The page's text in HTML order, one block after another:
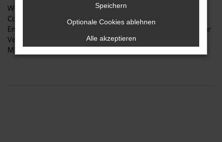
Wir nehmen die Warnungen vor der Ausbreitung des
Coronavirus sehr ernst und setzen die entsprechenden
Empfehlungen von Regierung und Gesundheitsexperten zur
Vermeidung von Kontakten um. Der Schutz unserer
Mitarbeiter und Kunden hat für uns höchste Priorität.
Speichern
Optionale Cookies ablehnen
Alle akzeptieren